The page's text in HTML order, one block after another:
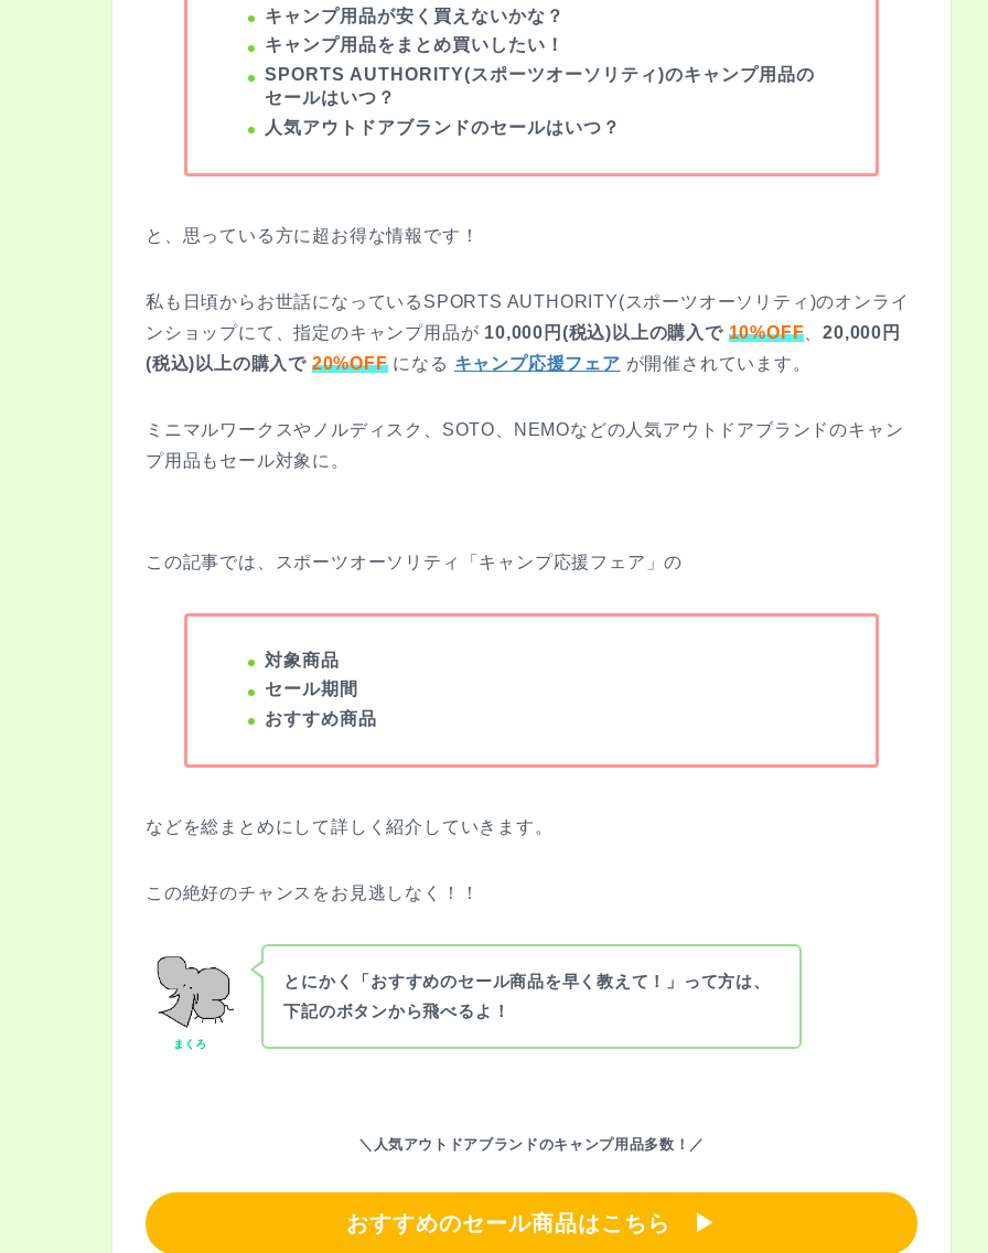
キャンプ用品が安く買えないかな？
キャンプ用品をまとめ買いしたい！
SPORTS AUTHORITY(スポーツオーソリティ)のキャンプ用品の
セールはいつ？
人気アウトドアブランドのセールはいつ？
と、思っている方に超お得な情報です！
私も日頃からお世話になっているSPORTS AUTHORITY(スポーツオーソリティ)のオンライ
ンショップにて、指定のキャンプ用品が 10,000円(税込)以上の購入で 10%OFF 、20,000円
(税込)以上の購入で 20%OFFになる キャンプ応援フェア が開催されています。
ミニマルワークスやノルディスク、SOTO、NEMOなどの人気アウトドアブランドのキャン
プ用品もセール対象に。
この記事では、スポーツオーソリティ「キャンプ応援フェア」の
対象商品
セール期間
おすすめ商品
などを総まとめにして詳しく紹介していきます。
この絶好のチャンスをお見逃しなく！！
まくろ
とにかく「おすすめのセール商品を早く教えて！」って方は、
下記のボタンから飛べるよ！
＼人気アウトドアブランドのキャンプ用品多数！／
おすすめのセール商品はこちら ▶